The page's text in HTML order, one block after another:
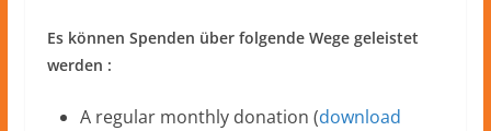
Es können Spenden über folgende Wege geleistet
werden :
A regular monthly donation (download